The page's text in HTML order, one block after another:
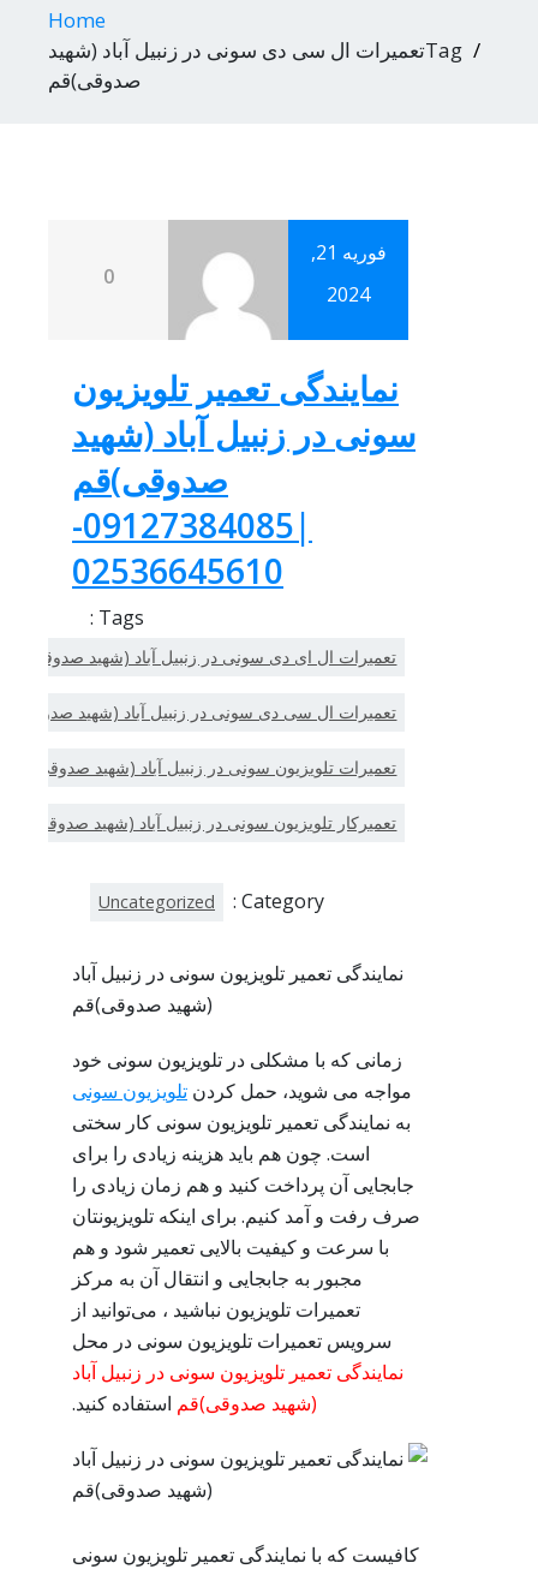
Home
Tagتعمیرات ال سی دی سونی در زنبیل آباد (شهید
صدوقی)قم
فوریه 21,
2024
0
نمایندگی تعمیر تلویزیون
سونی در زنبیل آباد (شهید
صدوقی)قم
|09127384085-
02536645610
Tags :
تعمیرات ال ای دی سونی در زنبیل آباد (شهید صدوقی)قم
تعمیرات ال سی دی سونی در زنبیل آباد (شهید
تعمیرات تلویزیون سونی در زنبیل آباد (شهید صدوقی)قم
تعمیرکار تلویزیون سونی در زنبیل آباد (شهید صدوقی)قم
Category :
Uncategorized
نمایندگی تعمیر تلویزیون سونی در زنبیل آباد
(شهید صدوقی)قم
زمانی که با مشکلی در تلویزیون سونی خود
مواجه می شوید، حمل کردن تلویزیون سونی
به نمایندگی تعمیر تلویزیون سونی کار سختی
است. چون هم باید هزینه زیادی را برای
جابجایی آن پرداخت کنید و هم زمان زیادی را
صرف رفت و آمد کنیم. برای اینکه تلویزیونتان
با سرعت و کیفیت بالایی تعمیر شود و هم
مجبور به جابجایی و انتقال آن به مرکز
تعمیرات تلویزیون نباشید ، می‌توانید از
سرویس تعمیرات تلویزیون سونی در محل
نمایندگی تعمیر تلویزیون سونی در زنبیل آباد
(شهید صدوقی)قم استفاده کنید.
کافیست که با نمایندگی تعمیر تلویزیون سونی